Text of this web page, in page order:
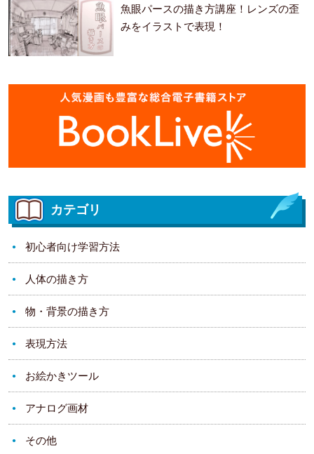
魚眼パースの描き方講座！レンズの歪
みをイラストで表現！
カテゴリ
初心者向け学習方法
人体の描き方
物・背景の描き方
表現方法
お絵かきツール
アナログ画材
その他